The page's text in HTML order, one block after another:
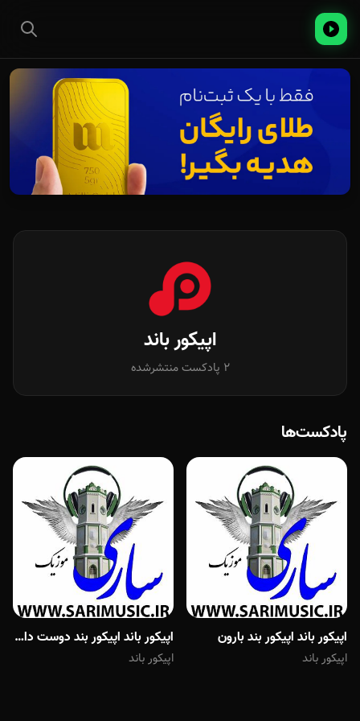
اپیکور باند
2 پادکست منتشرشده
پادکست‌ها
اپیکور باند اپیکور بند بارون
اپیکور باند
اپیکور باند اپیکور بند دوست دارم
اپیکور باند